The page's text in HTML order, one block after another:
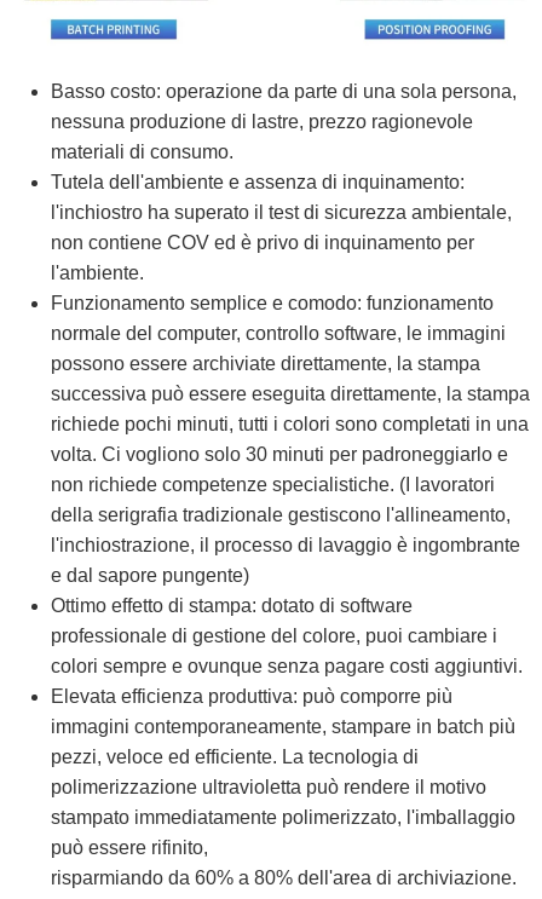
Basso costo: operazione da parte di una sola persona,
nessuna produzione di lastre, prezzo ragionevole
materiali di consumo.
Tutela dell'ambiente e assenza di inquinamento:
l'inchiostro ha superato il test di sicurezza ambientale,
non contiene COV ed è privo di inquinamento per
l'ambiente.
Funzionamento semplice e comodo: funzionamento
normale del computer, controllo software, le immagini
possono essere archiviate direttamente, la stampa
successiva può essere eseguita direttamente, la stampa
richiede pochi minuti, tutti i colori sono completati in una
volta. Ci vogliono solo 30 minuti per padroneggiarlo e
non richiede competenze specialistiche. (I lavoratori
della serigrafia tradizionale gestiscono l'allineamento,
l'inchiostrazione, il processo di lavaggio è ingombrante
e dal sapore pungente)
Ottimo effetto di stampa: dotato di software
professionale di gestione del colore, puoi cambiare i
colori sempre e ovunque senza pagare costi aggiuntivi.
Elevata efficienza produttiva: può comporre più
immagini contemporaneamente, stampare in batch più
pezzi, veloce ed efficiente. La tecnologia di
polimerizzazione ultravioletta può rendere il motivo
stampato immediatamente polimerizzato, l'imballaggio
può essere rifinito,
risparmiando da 60% a 80% dell'area di archiviazione.